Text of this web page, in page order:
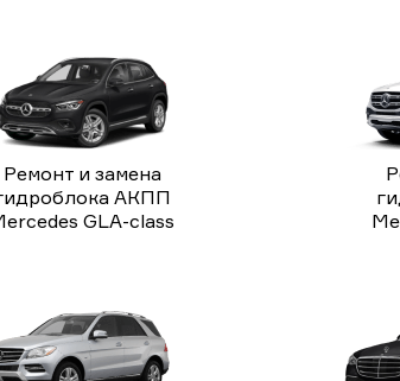
Ремонт и замена
АКПП
GLA-class